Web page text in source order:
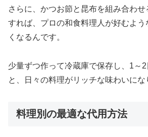
さらに、かつお節と昆布を組み合わ
すれば、プロの和食料理人が好むよ
くなるんです。
少量ずつ作って冷蔵庫で保存し、1～
と、日々の料理がリッチな味わいにな
料理別の最適な代用方法